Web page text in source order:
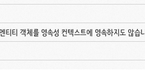
티 객체를 영속성 컨텍스트에 영속하지도 않습